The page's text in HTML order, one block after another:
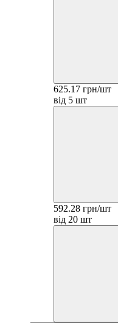
625.17 грн/шт
від 5 шт
592.28 грн/шт
від 20 шт